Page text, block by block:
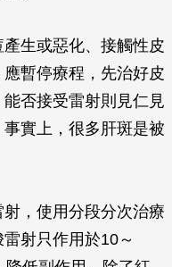
生或惡化、接觸性皮
暫停療程，先治好皮
否接受雷射則見仁見
實上，很多肝斑是被
，使用分段分次治療
射只作用於10～